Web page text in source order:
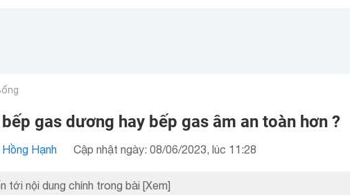
gas dương hay bếp gas âm an toàn hơn ?
Hạnh Cập nhật ngày: 08/06/2023, lúc 11:28
tới nội dung chính trong bài [Xem]